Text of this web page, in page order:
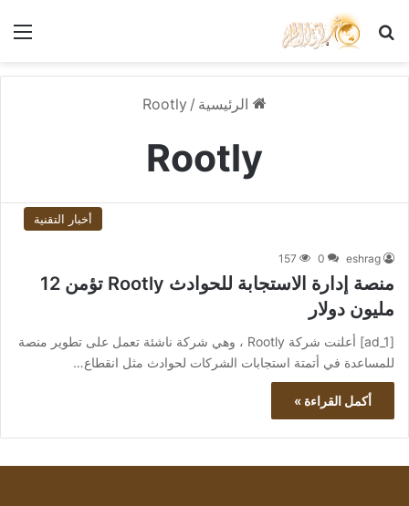
بحث عن
الرئيسية /
Rootly
Rootly
أخبار التقنية
eshrag
0
157
منصة إدارة الاستجابة للحوادث Rootly تؤمن 12
مليون دولار
[ad_1] أعلنت شركة Rootly ، وهي شركة ناشئة تعمل على تطوير منصة
للمساعدة في أتمتة استجابات الشركات لحوادث مثل انقطاع…
أكمل القراءة »